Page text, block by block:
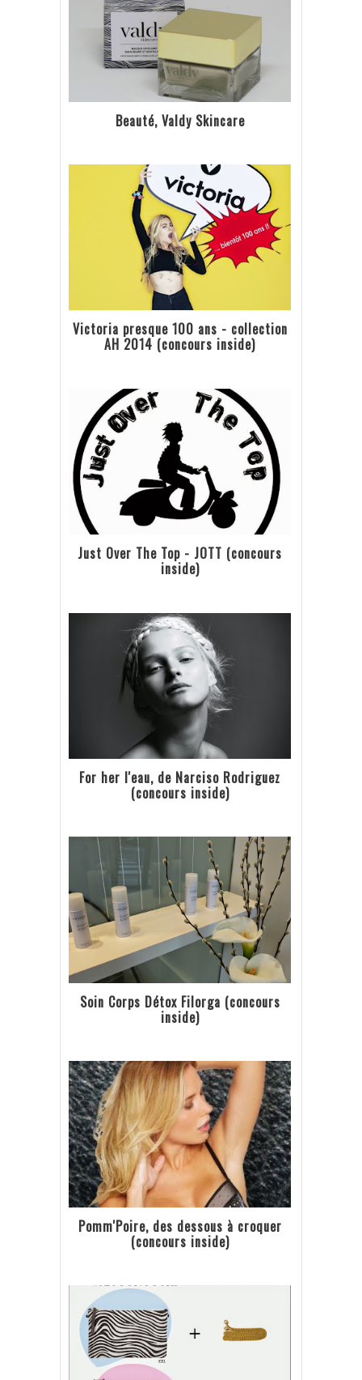
Beauté, Valdy Skincare
Victoria presque 100 ans - collection
AH 2014 (concours inside)
Just Over The Top - JOTT (concours
inside)
For her l'eau, de Narciso Rodriguez
(concours inside)
Soin Corps Détox Filorga (concours
inside)
Pomm'Poire, des dessous à croquer
(concours inside)